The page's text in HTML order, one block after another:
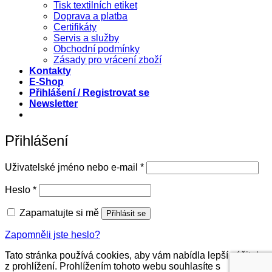
Tisk textilních etiket
Doprava a platba
Certifikáty
Servis a služby
Obchodní podmínky
Zásady pro vrácení zboží
Kontakty
E-Shop
Přihlášení / Registrovat se
Newsletter
Přihlášení
Uživatelské jméno nebo e-mail *Povinné
Heslo *Povinné
Zapamatujte si mě Přihlásit se
Zapomněli jste heslo?
Tato stránka používá cookies, aby vám nabídla lepší zážitek
z prohlížení. Prohlížením tohoto webu souhlasíte s